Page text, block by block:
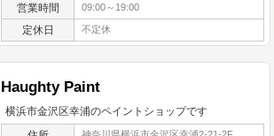
営業時間 09:00～19:00
定休日 不定休
Haughty Paint
横浜市金沢区幸浦のペイントショップです